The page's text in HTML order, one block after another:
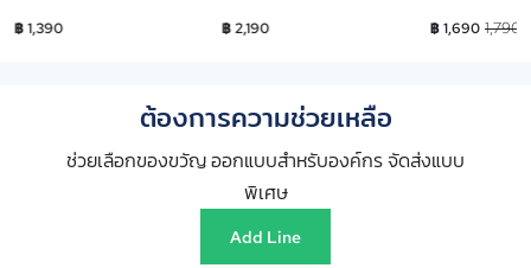
฿ 1,390 ฿ 2,190 ฿ 1,690 1,790
ต้องการความช่วยเหลือ
ช่วยเลือกของขวัญ ออกแบบสำหรับองค์กร จัดส่งแบบ
พิเศษ
Add Line